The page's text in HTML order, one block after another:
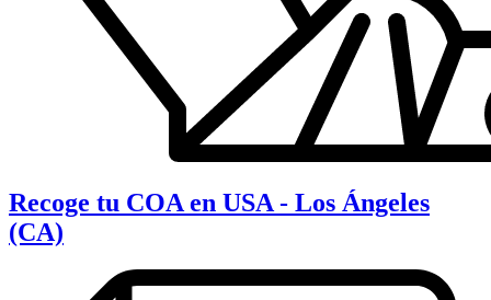
Recoge tu COA en USA - Los Ángeles
(CA)